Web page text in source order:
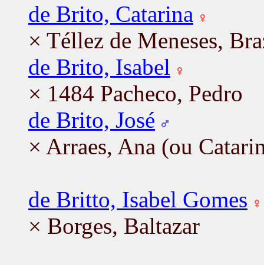
de Brito, Catarina
× Téllez de Meneses,
de Brito, Isabel
× 1484 Pacheco, Pedro
de Brito, José
× Arraes, Ana (ou
de Britto, Isabel Gomes
× Borges, Baltazar